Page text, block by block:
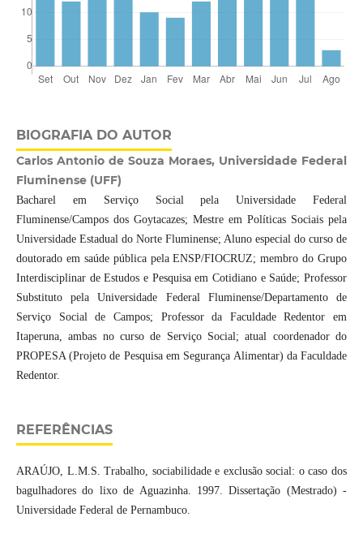
BIOGRAFIA DO AUTOR
Carlos Antonio de Souza Moraes, Universidade Federal
Fluminense (UFF)
Bacharel em Serviço Social pela Universidade Federal
Fluminense/Campos dos Goytacazes; Mestre em Políticas Sociais pela
Universidade Estadual do Norte Fluminense; Aluno especial do curso de
doutorado em saúde pública pela ENSP/FIOCRUZ; membro do Grupo
Interdisciplinar de Estudos e Pesquisa em Cotidiano e Saúde; Professor
Substituto pela Universidade Federal Fluminense/Departamento de
Serviço Social de Campos; Professor da Faculdade Redentor em
Itaperuna, ambas no curso de Serviço Social; atual coordenador do
PROPESA (Projeto de Pesquisa em Segurança Alimentar) da Faculdade
Redentor.
REFERÊNCIAS
ARAÚJO, L.M.S. Trabalho, sociabilidade e exclusão social: o caso dos
bagulhadores do lixo de Aguazinha. 1997. Dissertação (Mestrado) -
Universidade Federal de Pernambuco.